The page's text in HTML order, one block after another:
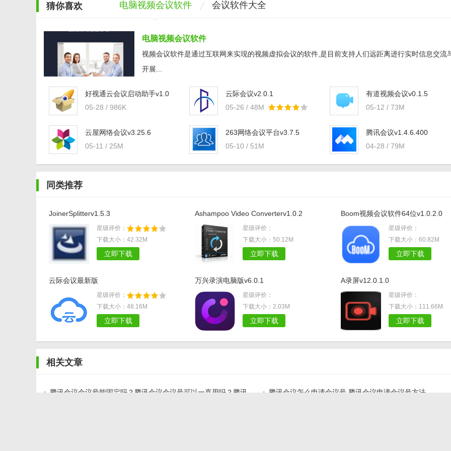
猜你喜欢 电脑视频会议软件 会议软件大全
电脑视频会议软件
视频会议软件是通过互联网来实现的视频虚拟会议的软件,是目前支持人们远距离进行实时信息交流
开展...
好视通云会议启动助手v1.0
05-28 / 986K
云际会议v2.0.1
05-26 / 48M
有道视频会议v0.1.5
05-12 / 73M
云屋网络会议v3.25.6
05-11 / 25M
263网络会议平台v3.7.5
05-10 / 51M
腾讯会议v1.4.6.400
04-28 / 79M
同类推荐
JoinerSplitterv1.5.3
星级评价：
下载大小：42.32M
立即下载
Ashampoo Video Converterv1.0.2
星级评价：
下载大小：50.12M
立即下载
Boom视频会议软件64位v1.0.2.0
星级评价：
下载大小：60.82M
立即下载
云际会议最新版
星级评价：
下载大小：48.16M
立即下载
万兴录演电脑版v6.0.1
星级评价：
下载大小：2.03M
立即下载
A录屏v12.0.1.0
星级评价：
下载大小：111.66M
立即下载
相关文章
腾讯会议会议号能固定吗？腾讯会议会议号可以一直用吗？腾讯 腾讯会议怎么申请会议号 腾讯会议申请会议号方法